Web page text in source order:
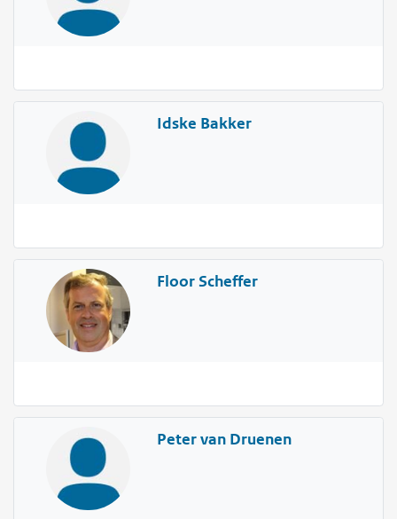
Idske Bakker
Floor Scheffer
Peter van Druenen